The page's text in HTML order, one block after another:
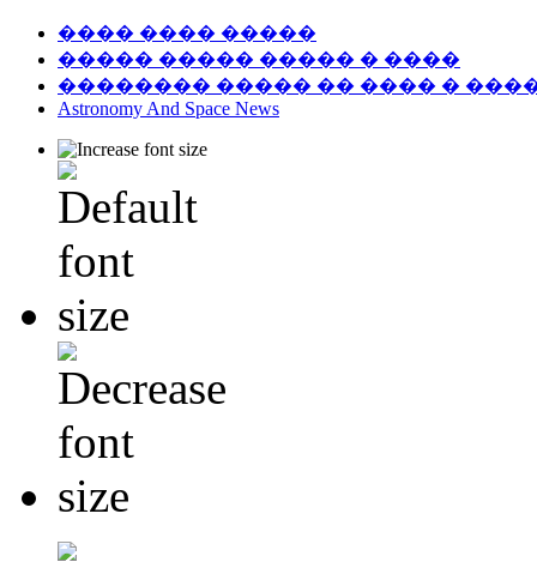
���� ���� �����
����� ����� ����� � ����
�������� ����� �� ���� �
Astronomy And Space News